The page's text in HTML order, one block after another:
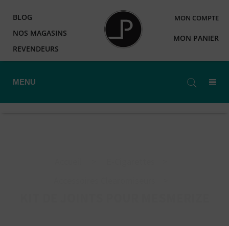
BLOG
NOS MAGASINS
REVENDEURS
MON COMPTE
MON PANIER
MENU